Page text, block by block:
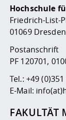
Hochschule
Friedrich-List-
01069 Dresden
Postanschrift
PF 120701,
Tel.: +49
E-Mail:
FAKULTÄT